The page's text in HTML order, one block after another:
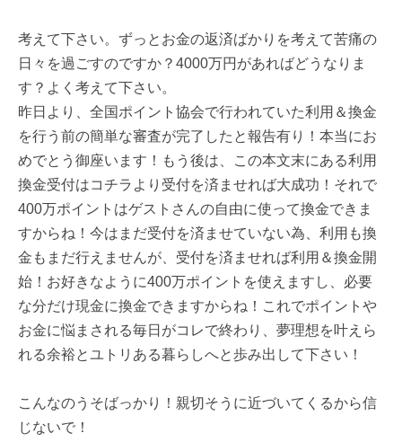
考えて下さい。ずっとお金の返済ばかりを考えて苦痛の
日々を過ごすのですか？4000万円があればどうなりま
す？よく考えて下さい。
昨日より、全国ポイント協会で行われていた利用＆換金
を行う前の簡単な審査が完了したと報告有り！本当にお
めでとう御座います！もう後は、この本文末にある利用
換金受付はコチラより受付を済ませれば大成功！それで
400万ポイントはゲストさんの自由に使って換金できま
すからね！今はまだ受付を済ませていない為、利用も換
金もまだ行えませんが、受付を済ませれば利用＆換金開
始！お好きなように400万ポイントを使えますし、必要
な分だけ現金に換金できますからね！これでポイントや
お金に悩まされる毎日がコレで終わり、夢理想を叶えら
れる余裕とユトリある暮らしへと歩み出して下さい！
こんなのうそばっかり！親切そうに近づいてくるから信
じないで！